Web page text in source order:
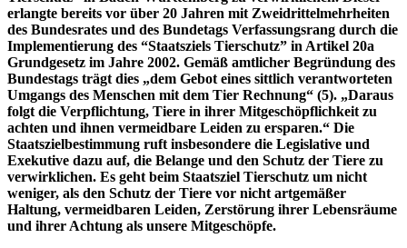
erlangte bereits vor über 20 Jahren mit Zweidrittelmehrheiten
des Bundesrates und des Bundetags Verfassungsrang durch die
Implementierung des “Staatsziels Tierschutz” in Artikel 20a
Grundgesetz im Jahre 2002. Gemäß amtlicher Begründung des
Bundestags trägt dies „dem Gebot eines sittlich verantworteten
Umgangs des Menschen mit dem Tier Rechnung“ (5). „Daraus
folgt die Verpflichtung, Tiere in ihrer Mitgeschöpflichkeit zu
achten und ihnen vermeidbare Leiden zu ersparen.“ Die
Staatszielbestimmung ruft insbesondere die Legislative und
Exekutive dazu auf, die Belange und den Schutz der Tiere zu
verwirklichen. Es geht beim Staatsziel Tierschutz um nicht
weniger, als den Schutz der Tiere vor nicht artgemäßer
Haltung, vermeidbaren Leiden, Zerstörung ihrer Lebensräume
und ihrer Achtung als unsere Mitgeschöpfe.